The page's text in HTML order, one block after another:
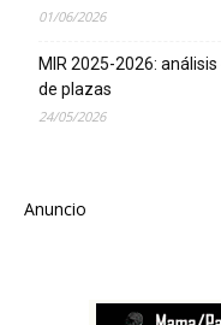
01/06/2026
MIR 2025-2026:
de plazas
24/05/2026
Anuncio